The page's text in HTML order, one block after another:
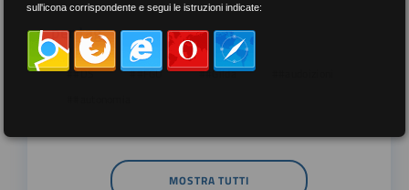
per tag
##DS ##FGU ##Gilda
MOSTRA TUTTI
sull'icona corrispondente e segui le istruzioni indicate: